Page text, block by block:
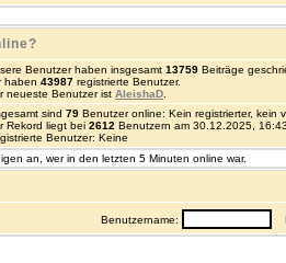
Benutzer haben insgesamt 13759 Beiträge
haben 43987 registrierte Benutzer.
neueste Benutzer ist AleishaD
sind 79 Benutzer online: Kein registrierter,
Rekord liegt bei 2612 Benutzern am 30.12.2025, 16:43.
Benutzer: Keine
an, wer in den letzten 5 Minuten online war.
Benutzername: